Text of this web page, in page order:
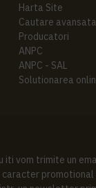
Harta Site
Cautare avansata
Producatori
ANPC
ANPC - SAL
Solutionarea
vom trimite un